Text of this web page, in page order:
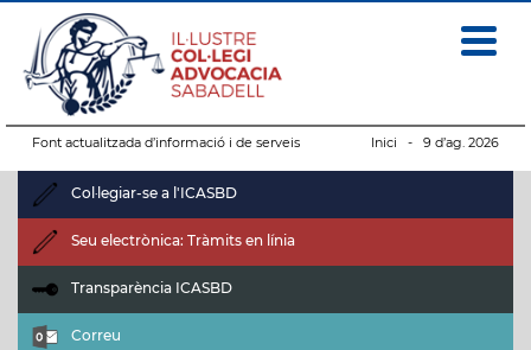
Font actualitzada d’informació i de serveis Inici - 9 d’ag. 2026
Col·legiar-se a l'ICASBD
Seu electrònica: Tràmits en línia
Transparència ICASBD
Correu